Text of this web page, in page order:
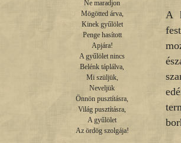
Ne maradjon
Mögötted árva,
Kinek gyűlölet
Penge hasított
Apjára!
A gyűlölet nincs
Belénk táplálva,
Mi szüljük,
Neveljük
Önnön pusztításra,
Világ pusztításra,
A gyűlölet
Az ördög szolgája!
A